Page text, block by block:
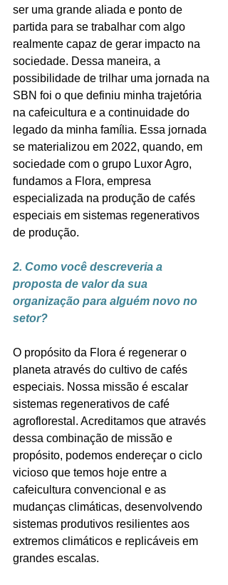
ser uma grande aliada e ponto de
partida para se trabalhar com algo
realmente capaz de gerar impacto na
sociedade. Dessa maneira, a
possibilidade de trilhar uma jornada na
SBN foi o que definiu minha trajetória
na cafeicultura e a continuidade do
legado da minha família. Essa jornada
se materializou em 2022, quando, em
sociedade com o grupo Luxor Agro,
fundamos a Flora, empresa
especializada na produção de cafés
especiais em sistemas regenerativos
de produção.
2. Como você descreveria a
proposta de valor da sua
organização para alguém novo no
setor?
O propósito da Flora é regenerar o
planeta através do cultivo de cafés
especiais. Nossa missão é escalar
sistemas regenerativos de café
agroflorestal. Acreditamos que através
dessa combinação de missão e
propósito, podemos endereçar o ciclo
vicioso que temos hoje entre a
cafeicultura convencional e as
mudanças climáticas, desenvolvendo
sistemas produtivos resilientes aos
extremos climáticos e replicáveis em
grandes escalas.